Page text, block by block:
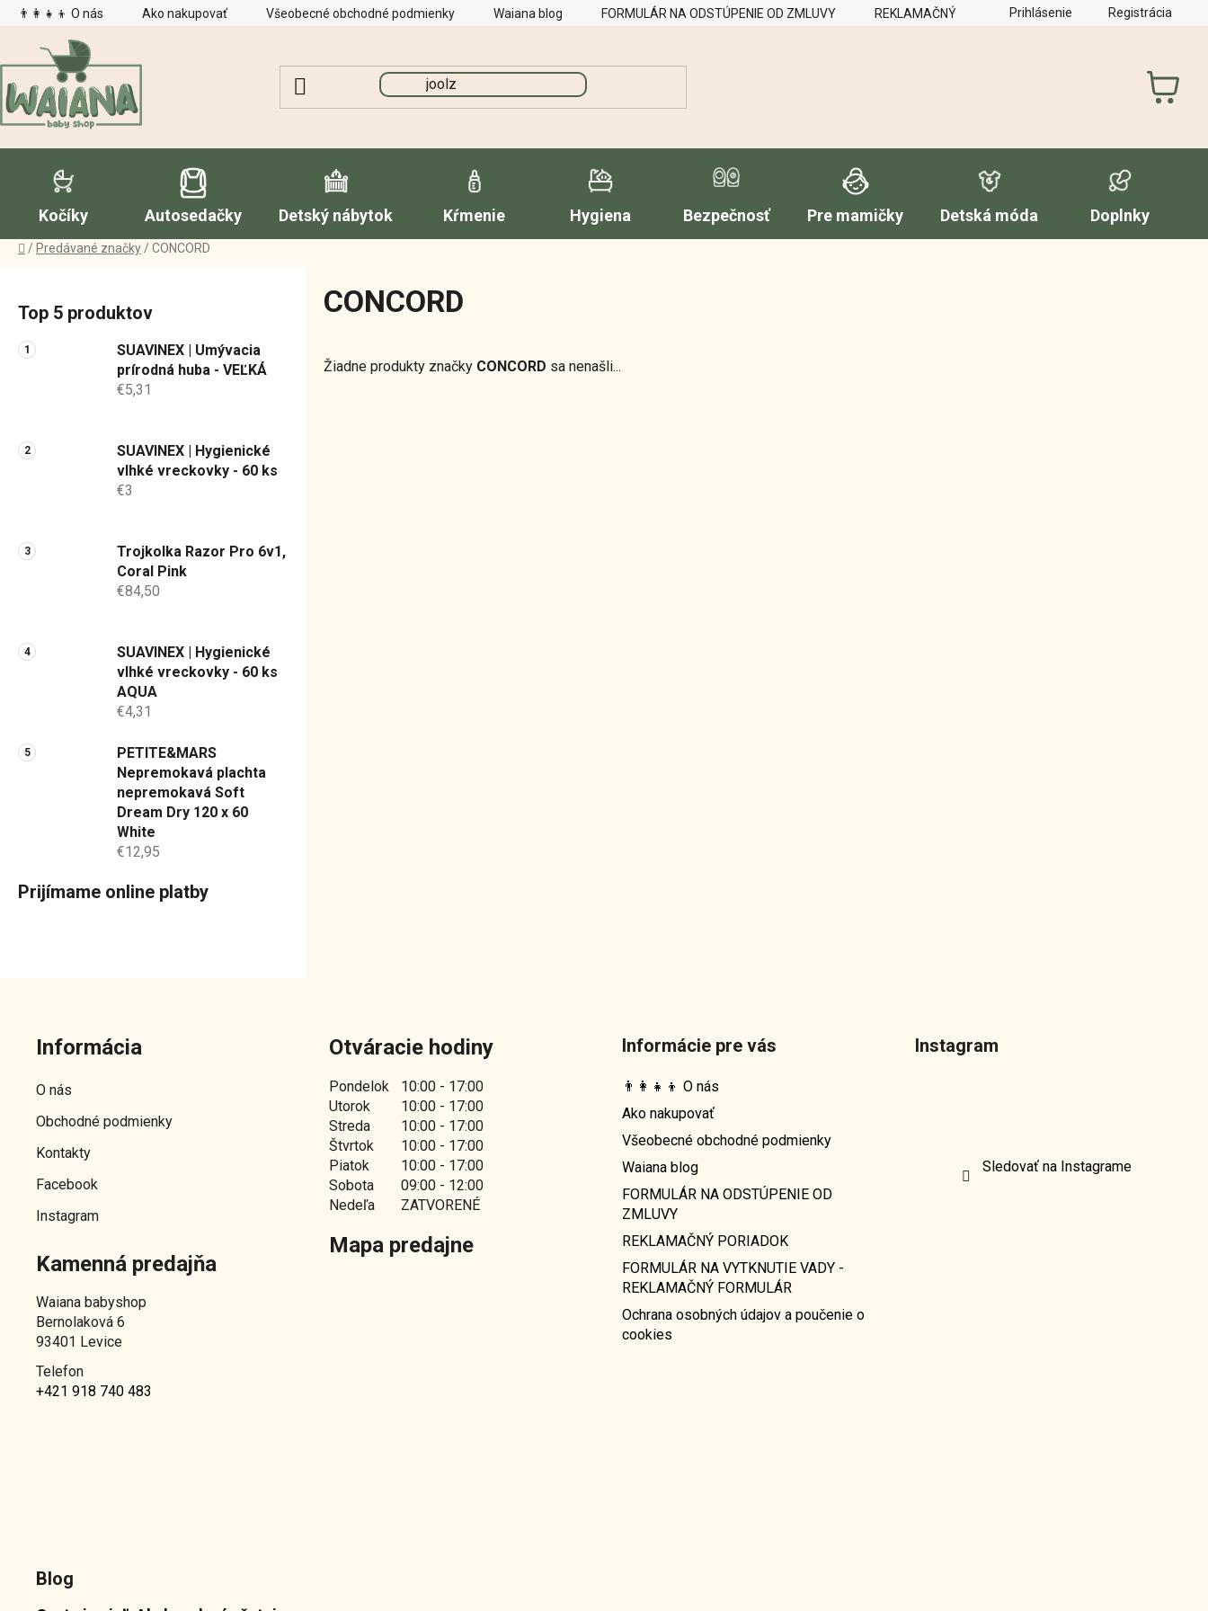
Prejsť
na
👨‍👩‍👧‍👦 O nás Ako nakupovať Všeobecné obchodné podmienky Waiana blog FORMULÁR NA ODSTÚPENIE OD ZMLUVY REKLAMAČNÝ PORIADOK FORMULÁR NA
Prihlásenie Registrácia
KOŠÍK
Kočíky Autosedačky Detský nábytok Kŕmenie Hygiena Bezpečnosť Pre mamičky Detská móda Doplnky
Domov
/ Predávané značky /CONCORD
Top 5 produktov
SUAVINEX | Umývacia
prírodná huba - VEĽKÁ
€5,31
SUAVINEX | Hygienické
vlhké vreckovky - 60 ks
€3
Trojkolka Razor Pro 6v1,
Coral Pink
€84,50
SUAVINEX | Hygienické
vlhké vreckovky - 60 ks
AQUA
€4,31
PETITE&MARS
Nepremokavá plachta
nepremokavá Soft
Dream Dry 120 x 60
White
€12,95
Prijímame online platby
CONCORD
Žiadne produkty značky CONCORD sa nenašli...
Informácia
O nás
Obchodné podmienky
Kontakty
Facebook
Instagram
Kamenná predajňa
Waiana babyshop
Bernolaková 6
93401 Levice
Telefon
+421 918 740 483
Otváracie hodiny
Pondelok
10:00 - 17:00
Utorok
10:00 - 17:00
Streda
10:00 - 17:00
Štvrtok
10:00 - 17:00
Piatok
10:00 - 17:00
Sobota
09:00 - 12:00
Nedeľa
ZATVORENÉ
Mapa predajne
Informácie pre vás
👨‍👩‍👧‍👦 O nás
Ako nakupovať
Všeobecné obchodné podmienky
Waiana blog
FORMULÁR NA ODSTÚPENIE OD
ZMLUVY
REKLAMAČNÝ PORIADOK
FORMULÁR NA VYTKNUTIE VADY -
REKLAMAČNÝ FORMULÁR
Ochrana osobných údajov a poučenie o
cookies
Instagram
Sledovať na Instagrame
Blog